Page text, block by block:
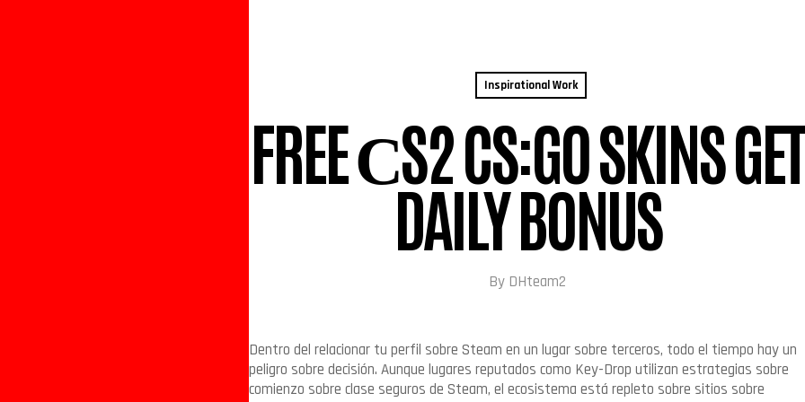
Inspirational Work
FREE СS2 CS:GO SKINS GET
DAILY BONUS
By DHteam2
Dentro del relacionar tu perfil sobre Steam en un lugar sobre terceros, todo el tiempo hay un
peligro sobre decisión. Aunque lugares reputados como Key-Drop utilizan estrategias sobre
comienzo sobre clase seguros de Steam, el ecosistema está repleto sobre sitios sobre